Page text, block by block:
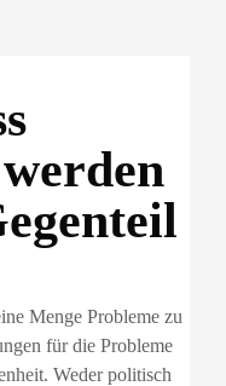
Menge Probleme zu
für die Probleme
Weder politisch